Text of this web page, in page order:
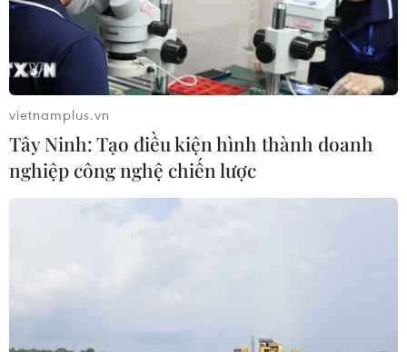
Vụ gian lận điểm thi tại Tuyên
Quang: Sáng mai (5/8), công bố
04/08/2026 11:11
Nghệ An: Gấp rút hoàn thiện trường
lớp, cải thiện điều kiện dạy học
Hôm nay, các cơ sở giáo dục đại học
vietnamplus.vn
Tây Ninh: Tạo điều kiện hình thành doanh
nghiệp công nghệ chiến lược